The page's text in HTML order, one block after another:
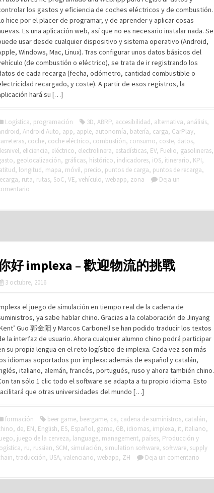
los gastos y eficiencia de coches eléctricos y de combustión.
hice por el placer de programar, y de aprender y aplicar cosas
Es una aplicación web, así que no es necesario instalar nada. Se
usar desde cualquier dispositivo y sistema operativo (Android,
Windows, Mac, Linux). Tras configurar unos datos básicos del
(de combustión o eléctrico), se trata de ir registrando los
de cada recarga (fecha, odómetro, cantidad combustible o
recargado, y coste). A partir de esos registros, la
hará su […]
Logística, programación 3D, ABRP, accesibilidad, alternativa, análisis,
, Android Auto, app, apple, autonomía, batería, carga, CarPlay,
, coche, coche eléctrico, combustión, consumo, coste, datos,
, eficiencia, eléctrico, electrolinera, estadísticas, EV, Fuelio, gasolineras,
, geolocalización, gráficas, histórico, indicadores, iOS, itinerario, KPI,
, longitud, mapa, móvil, precio, puntos de carga, puntos de recarga,
, ruta, rutas, SoC, VE, vehículo, webapp, zona
Deja un
好 implexa – 歡迎物流的挑戰
3 octubre, 2016
el juego de simulación en tiempo real de la cadena de
ya sabe hablar chino. Gracias a la colaboración de Jinyang
Guo 郭金阳 y Marcos Carbonell se han podido traducir los textos
la interfaz de usuario. Ahora cualquier alumno chino podrá participar
su propia lengua en el reto logístico de implexa. Cada vez son más
idiomas soportados por implexa: además de español y catalán,
italiano, alemán, francés, portugués, ruso y ahora también chino.
tan sólo 1 clic todo el software se adapta a tu propio idioma. Esto
que otras universidades del mundo […]
formación beer game, beergame, ca, cadena de suministros, catalán,
, de, EN, English, ES, Español, game, GB, idiomas, implexa, it, italiano,
, juego de la cerveza, language, management, países, Producción y
, ru, russian, SCM, simulación, simulation software, software, supply
, traducción, USA, valenciano, webapp, ZH Deja un comentario